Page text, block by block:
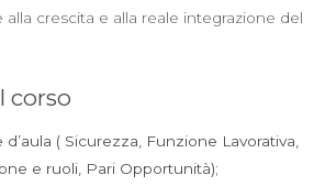
crescita e alla reale integrazione del
corso
( Sicurezza, Funzione Lavorativa,
e ruoli, Pari Opportunità);